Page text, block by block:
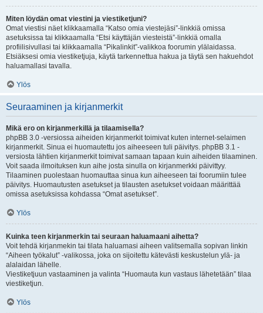
Miten löydän omat viestini ja viestiketjuni?
Omat viestisi näet klikkaamalla “Katso omia viestejäsi”-linkkiä omissa
asetuksissa tai klikkaamalla “Etsi käyttäjän viesteistä”-linkkiä omalla
profiilisivullasi tai klikkaamalla “Pikalinkit”-valikkoa foorumin ylälaidassa.
Etsiäksesi omia viestiketjuja, käytä tarkennettua hakua ja täytä sen hakuehdot
haluamallasi tavalla.
Ylös
Seuraaminen ja kirjanmerkit
Mikä ero on kirjanmerkillä ja tilaamisella?
phpBB 3.0 -versiossa aiheiden kirjanmerkit toimivat kuten internet-selaimen
kirjanmerkit. Sinua ei huomautettu jos aiheeseen tuli päivitys. phpBB 3.1 -
versiosta lähtien kirjanmerkit toimivat samaan tapaan kuin aiheiden tilaaminen.
Voit saada ilmoituksen kun aihe josta sinulla on kirjanmerkki päivittyy.
Tilaaminen puolestaan huomauttaa sinua kun aiheeseen tai foorumiin tulee
päivitys. Huomautusten asetukset ja tilausten asetukset voidaan määrittää
omissa asetuksissa kohdassa “Omat asetukset”.
Ylös
Kuinka teen kirjanmerkin tai seuraan haluamaani aihetta?
Voit tehdä kirjanmekin tai tilata haluamasi aiheen valitsemalla sopivan linkin
“Aiheen työkalut” -valikossa, joka on sijoitettu kätevästi keskustelun ylä- ja
alalaidan lähelle.
Viestiketjuun vastaaminen ja valinta “Huomauta kun vastaus lähetetään” tilaa
viestiketjun.
Ylös